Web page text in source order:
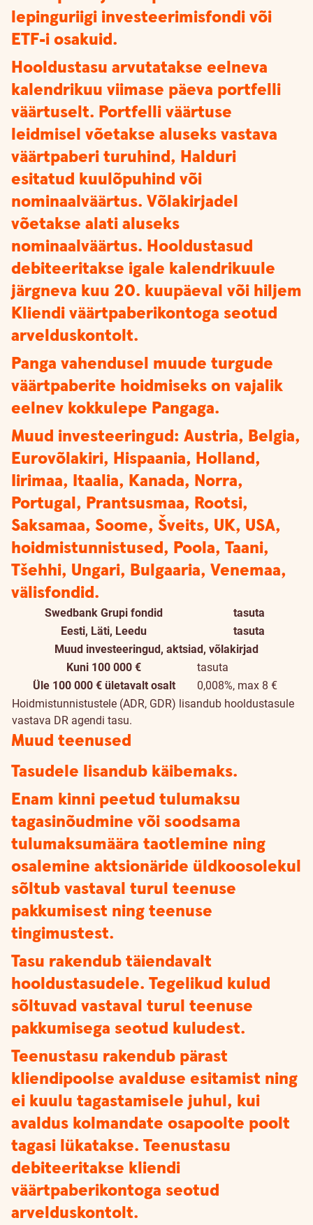
lepinguriigi investeerimisfondi või
ETF-i osakuid.
Hooldustasu arvutatakse eelneva
kalendrikuu viimase päeva portfelli
väärtuselt. Portfelli väärtuse
leidmisel võetakse aluseks vastava
väärtpaberi turuhind, Halduri
esitatud kuulõpuhind või
nominaalväärtus. Võlakirjadel
võetakse alati aluseks
nominaalväärtus. Hooldustasud
debiteeritakse igale kalendrikuule
järgneva kuu 20. kuupäeval või hiljem
Kliendi väärtpaberikontoga seotud
arvelduskontolt.
Panga vahendusel muude turgude
väärtpaberite hoidmiseks on vajalik
eelnev kokkulepe Pangaga.
Muud investeeringud: Austria, Belgia,
Eurovõlakiri, Hispaania, Holland,
Iirimaa, Itaalia, Kanada, Norra,
Portugal, Prantsusmaa, Rootsi,
Saksamaa, Soome, Šveits, UK, USA,
hoidmistunnistused, Poola, Taani,
Tšehhi, Ungari, Bulgaaria, Venemaa,
välisfondid.
Swedbank Grupi fondid
tasuta
Eesti, Läti, Leedu
tasuta
Muud investeeringud, aktsiad, võlakirjad
Kuni 100 000 €
tasuta
Üle 100 000 € ületavalt osalt
0,008%, max 8 €
Hoidmistunnistustele (ADR, GDR) lisandub hooldustasule
vastava DR agendi tasu.
Muud teenused
Tasudele lisandub käibemaks.
Enam kinni peetud tulumaksu
tagasinõudmine või soodsama
tulumaksumäära taotlemine ning
osalemine aktsionäride üldkoosolekul
sõltub vastaval turul teenuse
pakkumisest ning teenuse
tingimustest.
Tasu rakendub täiendavalt
hooldustasudele. Tegelikud kulud
sõltuvad vastaval turul teenuse
pakkumisega seotud kuludest.
Teenustasu rakendub pärast
kliendipoolse avalduse esitamist ning
ei kuulu tagastamisele juhul, kui
avaldus kolmandate osapoolte poolt
tagasi lükatakse. Teenustasu
debiteeritakse kliendi
väärtpaberikontoga seotud
arvelduskontolt.